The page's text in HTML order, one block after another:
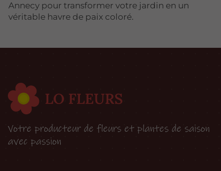
Annecy pour transformer votre jardin en un
véritable havre de paix coloré.
Votre producteur de fleurs et plantes de saison
avec passion